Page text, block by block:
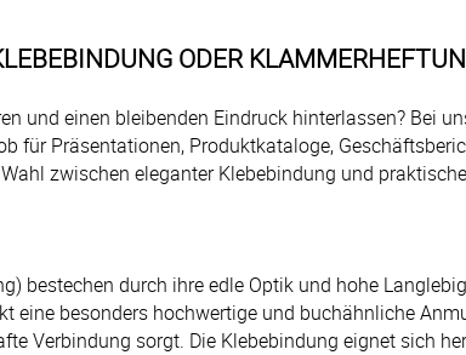
ODER
und einen bleibenden Eindruck hinterlassen? Bei
für Präsentationen, Produktkataloge,
zwischen eleganter Klebebindung und
bestechen durch ihre edle Optik und hohe
eine besonders hochwertige und buchähnliche
Verbindung sorgt. Die Klebebindung eignet sich